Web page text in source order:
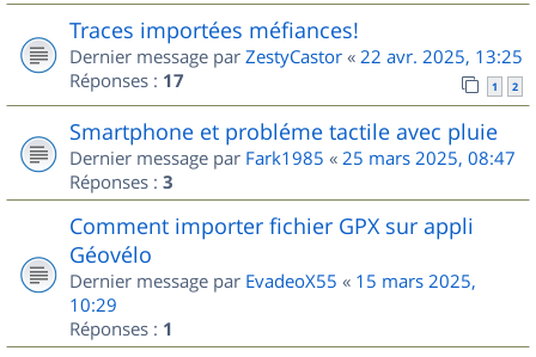
Traces importées méfiances!
Dernier message par ZestyCastor « 22 avr. 2025, 13:25
Réponses : 17 1 2
Smartphone et probléme tactile avec pluie
Dernier message par Fark1985 « 25 mars 2025, 08:47
Réponses : 3
Comment importer fichier GPX sur appli
Géovélo
Dernier message par EvadeoX55 « 15 mars 2025,
10:29
Réponses : 1